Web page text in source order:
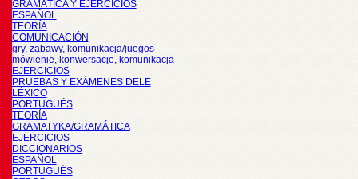
GRAMÁTICA Y EJERCICIOS
ESPAÑOL
TEORÍA
COMUNICACIÓN
gry, zabawy, komunikacja/juegos
mówienie, konwersacje, komunikacja
EJERCICIOS
PRUEBAS Y EXÁMENES DELE
LÉXICO
PORTUGUÉS
TEORÍA
GRAMATYKA/GRAMÁTICA
EJERCICIOS
DICCIONARIOS
ESPAÑOL
PORTUGUÉS